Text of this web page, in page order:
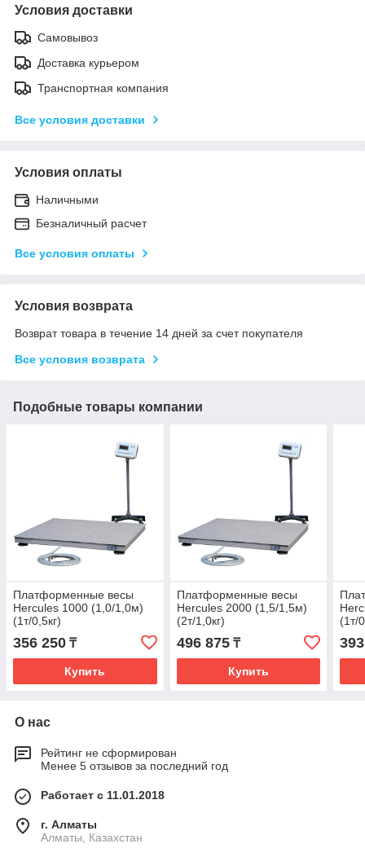
Условия доставки
Самовывоз
Доставка курьером
Транспортная компания
Все условия доставки
Условия оплаты
Наличными
Безналичный расчет
Все условия оплаты
Условия возврата
Возврат товара в течение 14 дней за счет покупателя
Все условия возврата
Подобные товары компании
Платформенные весы
Hercules 1000 (1,0/1,0м)
(1т/0,5кг)
356 250 ₸
Купить
Платформенные весы
Hercules 2000 (1,5/1,5м)
(2т/1,0кг)
496 875₸
Купить
(1т/
О нас
Рейтинг не сформирован
Менее 5 отзывов за последний год
Работает с 11.01.2018
г. Алматы
Алматы, Казахстан